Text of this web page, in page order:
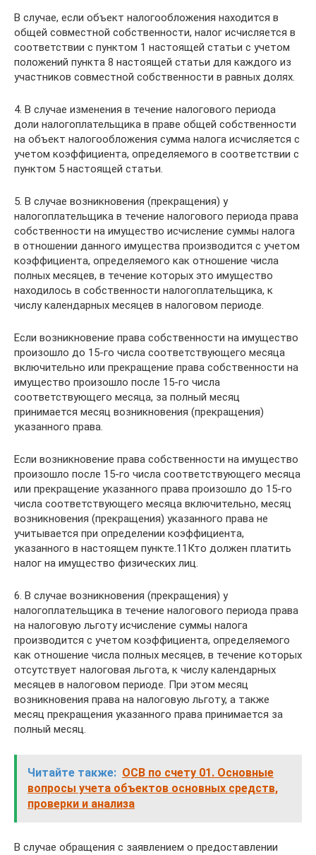
В случае, если объект налогообложения находится в
общей совместной собственности, налог исчисляется в
соответствии с пунктом 1 настоящей статьи с учетом
положений пункта 8 настоящей статьи для каждого из
участников совместной собственности в равных долях.
4. В случае изменения в течение налогового периода
доли налогоплательщика в праве общей собственности
на объект налогообложения сумма налога исчисляется с
учетом коэффициента, определяемого в соответствии с
пунктом 5 настоящей статьи.
5. В случае возникновения (прекращения) у
налогоплательщика в течение налогового периода права
собственности на имущество исчисление суммы налога
в отношении данного имущества производится с учетом
коэффициента, определяемого как отношение числа
полных месяцев, в течение которых это имущество
находилось в собственности налогоплательщика, к
числу календарных месяцев в налоговом периоде.
Если возникновение права собственности на имущество
произошло до 15-го числа соответствующего месяца
включительно или прекращение права собственности на
имущество произошло после 15-го числа
соответствующего месяца, за полный месяц
принимается месяц возникновения (прекращения)
указанного права.
Если возникновение права собственности на имущество
произошло после 15-го числа соответствующего месяца
или прекращение указанного права произошло до 15-го
числа соответствующего месяца включительно, месяц
возникновения (прекращения) указанного права не
учитывается при определении коэффициента,
указанного в настоящем пункте.11Кто должен платить
налог на имущество физических лиц.
6. В случае возникновения (прекращения) у
налогоплательщика в течение налогового периода права
на налоговую льготу исчисление суммы налога
производится с учетом коэффициента, определяемого
как отношение числа полных месяцев, в течение которых
отсутствует налоговая льгота, к числу календарных
месяцев в налоговом периоде. При этом месяц
возникновения права на налоговую льготу, а также
месяц прекращения указанного права принимается за
полный месяц.
Читайте также: ОСВ по счету 01. Основные
вопросы учета объектов основных средств,
проверки и анализа
В случае обращения с заявлением о предоставлении